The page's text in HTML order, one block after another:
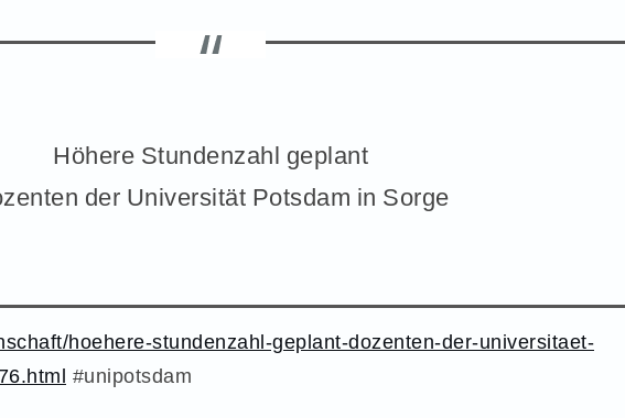
Höhere Stundenzahl geplant
der Universität Potsdam in Sorge
hoehere-stundenzahl-geplant-dozenten-der-universitaet-
#unipotsdam